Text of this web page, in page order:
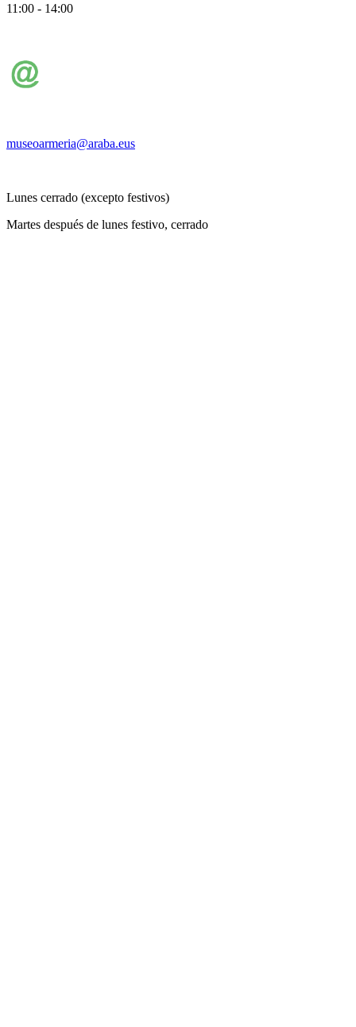
11:00 - 14:00
museoarmeria@araba.eus
Lunes cerrado (excepto festivos)
Martes después de lunes festivo, cerrado